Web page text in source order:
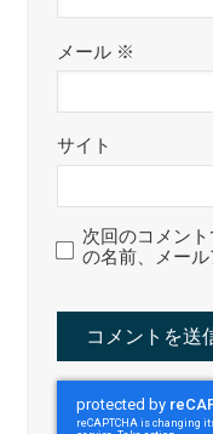
メール ※
サイト
次回のコメン
の名前、メール